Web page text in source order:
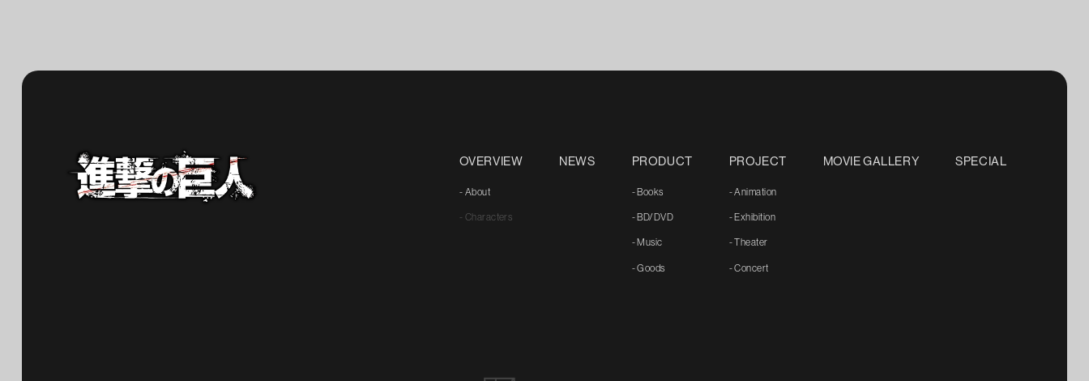
OVERVIEW
- About
- Characters
NEWS PRODUCT
- Books
- BD/DVD
- Music
- Goods
PROJECT
- Animation
- Exhibition
- Theater
- Concert
MOVIE GALLERY SPECIAL